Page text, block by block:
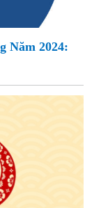
Năm 2024: